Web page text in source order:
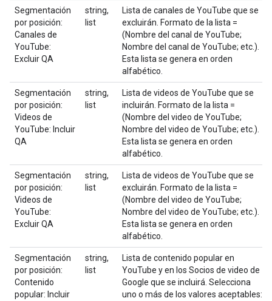
Segmentación
por posición:
Canales de
YouTube:
Excluir QA
string,
list
Lista de canales de YouTube que se
excluirán. Formato de la lista =
(Nombre del canal de YouTube;
Nombre del canal de YouTube; etc.).
Esta lista se genera en orden
alfabético.
Segmentación
por posición:
Videos de
YouTube: Incluir
QA
string,
list
Lista de videos de YouTube que se
incluirán. Formato de la lista =
(Nombre del video de YouTube;
Nombre del video de YouTube; etc.).
Esta lista se genera en orden
alfabético.
Segmentación
por posición:
Videos de
YouTube:
Excluir QA
string,
list
Lista de videos de YouTube que se
excluirán. Formato de la lista =
(Nombre del video de YouTube;
Nombre del video de YouTube; etc.).
Esta lista se genera en orden
alfabético.
Segmentación
por posición:
Contenido
popular: Incluir
string,
list
Lista de contenido popular en
YouTube y en los Socios de video de
Google que se incluirá. Selecciona
uno o más de los valores aceptables: